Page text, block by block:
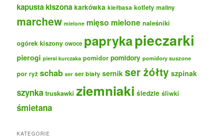
kapusta kiszona karkówka kiełbasa kotlety maliny
marchew mielone mięso mielone naleśniki
ogórek kiszony owoce paprykapieczarki
pierogi piersi kurczaka pomidor pomidory pomidory suszone
por ryż schab ser ser biały sernik ser żółty szpinak
szynka truskawki ziemniaki śledzie śliwki
śmietana
KATEGORIE